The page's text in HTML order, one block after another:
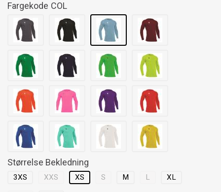
Fargekode COL
Størrelse Bekledning
3XS XXS XS S M L XL